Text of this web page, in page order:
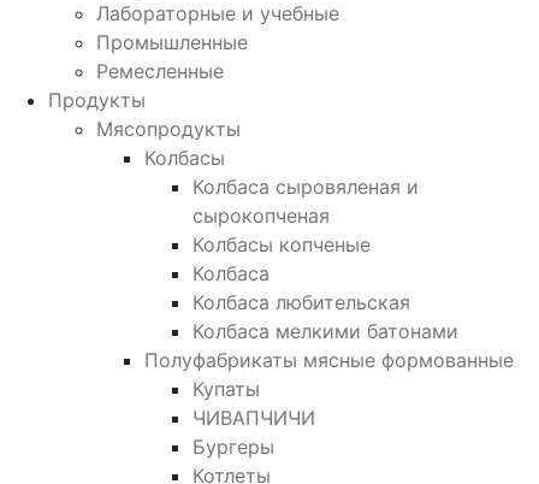
Лабораторные и учебные
Промышленные
Ремесленные
Продукты
Мясопродукты
Колбасы
Колбаса сыровяленая и
сырокопченая
Колбасы копченые
Колбаса
Колбаса любительская
Колбаса мелкими батонами
Полуфабрикаты мясные формованные
Купаты
ЧИВАПЧИЧИ
Бургеры
Котлеты